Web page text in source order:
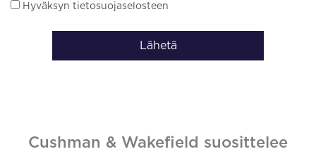
Hyväksyn tietosuojaselosteen
Lähetä
Cushman & Wakefield suosittelee